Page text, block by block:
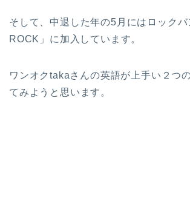
そして、中退した年の5月にはロック
ROCK」に加入しています。
ワンオクtakaさんの英語が上手い２つ
てみようと思います。